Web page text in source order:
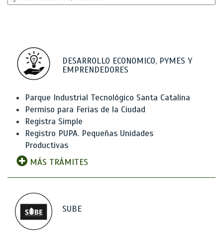
DESARROLLO ECONOMICO, PYMES Y
EMPRENDEDORES
Parque Industrial Tecnológico Santa Catalina
Permiso para Ferias de la Ciudad
Registra Simple
Registro PUPA. Pequeñas Unidades
Productivas
MÁS TRÁMITES
SUBE